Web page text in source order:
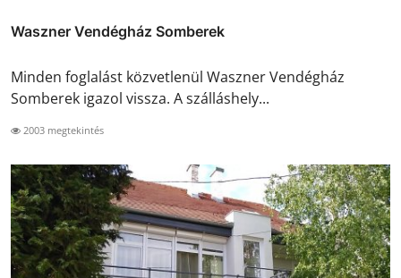
Waszner Vendégház Somberek
Minden foglalást közvetlenül Waszner Vendégház
Somberek igazol vissza. A szálláshely...
2003 megtekintés